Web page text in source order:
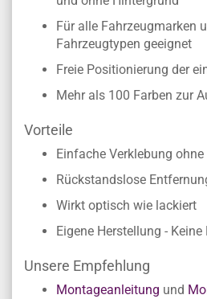
Für alle Fahrzeugmarken
Fahrzeugtypen geeignet
Freie Positionierung der
Mehr als 100 Farben zur
Vorteile
Einfache Verklebung
Rückstandslose
Wirkt optisch wie lackiert
Eigene Herstellung -
Unsere Empfehlung
Montageanleitung und